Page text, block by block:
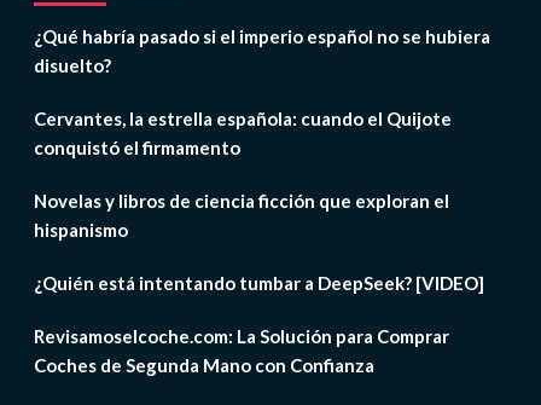
¿Qué habría pasado si el imperio español no se hubiera
disuelto?
Cervantes, la estrella española: cuando el Quijote
conquistó el firmamento
Novelas y libros de ciencia ficción que exploran el
hispanismo
¿Quién está intentando tumbar a DeepSeek? [VIDEO]
Revisamoselcoche.com: La Solución para Comprar
Coches de Segunda Mano con Confianza